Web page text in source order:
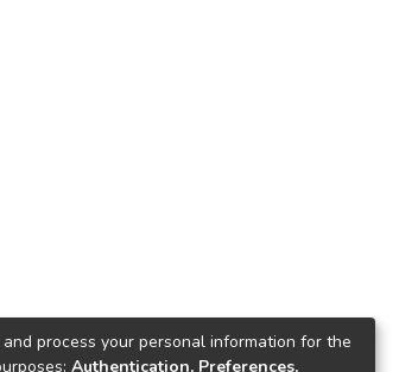
process your personal information for the
Authentication, Preferences,